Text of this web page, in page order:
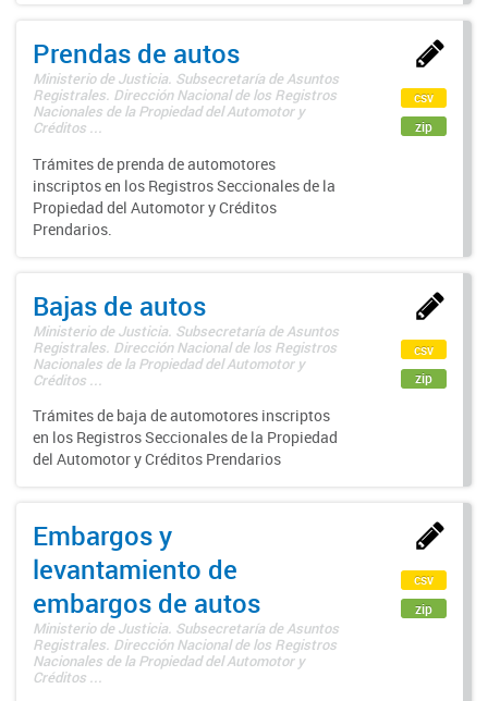
Prendas de autos
Ministerio de Justicia. Subsecretaría de Asuntos
Registrales. Dirección Nacional de los Registros
Nacionales de la Propiedad del Automotor y
Créditos ...
Trámites de prenda de automotores
inscriptos en los Registros Seccionales de la
Propiedad del Automotor y Créditos
Prendarios.
csv
zip
Bajas de autos
Ministerio de Justicia. Subsecretaría de Asuntos
Registrales. Dirección Nacional de los Registros
Nacionales de la Propiedad del Automotor y
Créditos ...
Trámites de baja de automotores inscriptos
en los Registros Seccionales de la Propiedad
del Automotor y Créditos Prendarios
csv
zip
Embargos y
levantamiento de
embargos de autos
Ministerio de Justicia. Subsecretaría de Asuntos
Registrales. Dirección Nacional de los Registros
Nacionales de la Propiedad del Automotor y
Créditos ...
csv
zip